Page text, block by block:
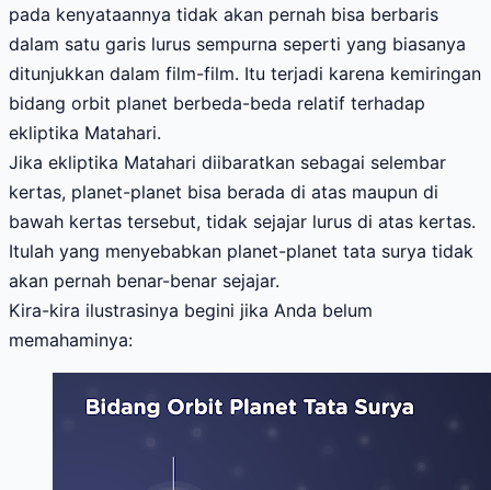
pada kenyataannya tidak akan pernah bisa berbaris
dalam satu garis lurus sempurna seperti yang biasanya
ditunjukkan dalam film-film. Itu terjadi karena kemiringan
bidang orbit planet berbeda-beda relatif terhadap
ekliptika Matahari.
Jika ekliptika Matahari diibaratkan sebagai selembar
kertas, planet-planet bisa berada di atas maupun di
bawah kertas tersebut, tidak sejajar lurus di atas kertas.
Itulah yang menyebabkan planet-planet tata surya tidak
akan pernah benar-benar sejajar.
Kira-kira ilustrasinya begini jika Anda belum
memahaminya: